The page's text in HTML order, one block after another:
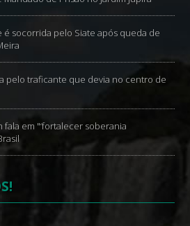
é socorrida pelo Siate após queda de
pelo traficante que devia no centro de
fala em "‘fortalecer soberania